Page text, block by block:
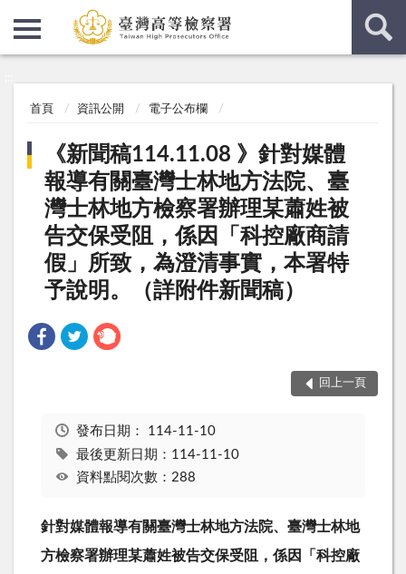
首頁 資訊公開 電子公布欄
《新聞稿114.11.08 》針對媒體
報導有關臺灣士林地方法院、臺
灣士林地方檢察署辦理某蕭姓被
告交保受阻，係因「科控廠商請
假」所致，為澄清事實，本署特
予說明。（詳附件新聞稿）
回上一頁
發布日期： 114-11-10
最後更新日期：114-11-10
資料點閱次數：288
針對媒體報導有關臺灣士林地方法院、臺灣士林地
方檢察署辦理某蕭姓被告交保受阻，係因「科控廠